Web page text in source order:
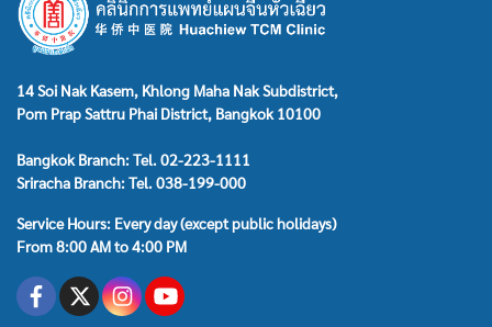
14 Soi Nak Kasem, Khlong Maha Nak Subdistrict,
Pom Prap Sattru Phai District, Bangkok 10100
Bangkok Branch: Tel. 02-223-1111
Sriracha Branch: Tel. 038-199-000
Service Hours: Every day (except public holidays)
From 8:00 AM to 4:00 PM